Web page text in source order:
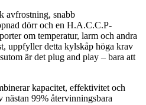
avfrostning, snabb
dörr och en H.A.C.C.P-
om temperatur, larm och andra
uppfyller detta kylskåp höga krav
är det plug and play – bara att
kapacitet, effektivitet och
99% återvinningsbara